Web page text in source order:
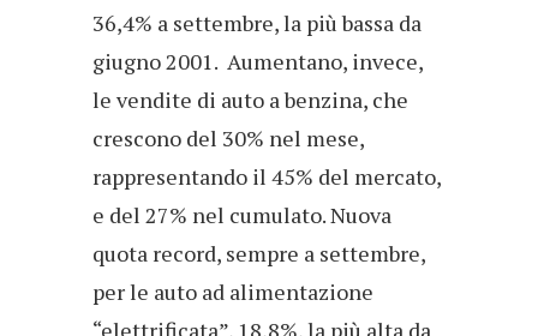
36,4% a settembre, la più bassa da
giugno 2001. Aumentano, invece,
le vendite di auto a benzina, che
crescono del 30% nel mese,
rappresentando il 45% del mercato,
e del 27% nel cumulato. Nuova
quota record, sempre a settembre,
per le auto ad alimentazione
“elettrificata”, 18,8%, la più alta da